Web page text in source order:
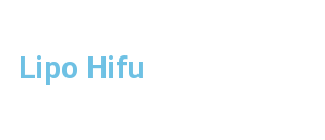
Lipo Hifu